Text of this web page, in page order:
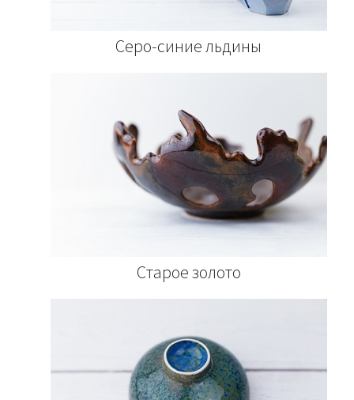
Серо-синие льдины
Старое золото